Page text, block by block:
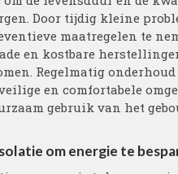
Door tijdig kleine
maatregelen te
en kostbare
Regelmatig
en comfortabele
gebruik van het
om energie te